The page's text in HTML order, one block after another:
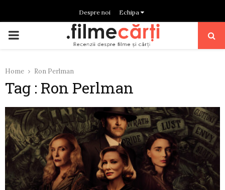
Despre noi Echipa
PRIMARY
Home Ron Perlman
Tag : Ron Perlman